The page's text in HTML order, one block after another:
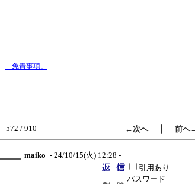
「免責事項」
572 / 910 ←次へ｜ 前へ
maiko - 24/10/15(火) 12:28 -
引用あり
パスワード